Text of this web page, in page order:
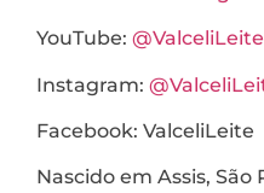
YouTube: @ValceliLeite
Instagram:
Facebook: ValceliLeite
Nascido em Assis,